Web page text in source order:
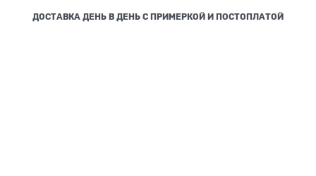
ДОСТАВКА ДЕНЬ В ДЕНЬ С ПРИМЕРКОЙ И ПОСТОПЛАТОЙ